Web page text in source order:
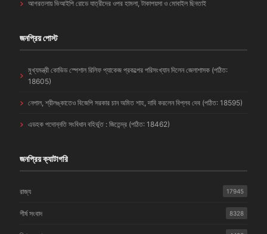
আগরতলায় ভিআইপি রোডে যাত্রীদের ওপর হামলা, টাকাপয়সা ও মোবাইল ছিনতাই
জনপ্রিয় পোস্ট
মুখ্যমন্ত্রী কোভিড স্পেশাল রিলিফ প্যাকেজ প্রকল্পের পরিসংখ্যান দিলেন জেলাশাসক (পঠিত:
18605)
নেপাল, শ্রীলঙ্কাতেও বিজেপি সরকার চান অমিত শাহ, দাবি করলেন বিপ্লব দেব (পঠিত: 18595)
এডহক পদোন্নতি সংবিধান বহির্ভূত : জিতেন্দ্র (পঠিত: 18462)
জনপ্রিয় ক্যাটাগরি
রাজ্য 17945
শীর্ষ সংবাদ 8328